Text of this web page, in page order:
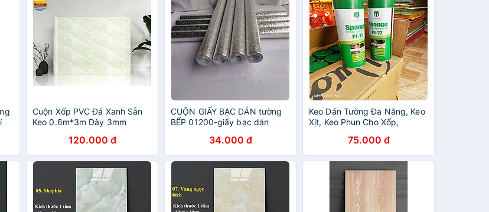
Cuộn Xốp PVC Đá Xanh Sẵn
Keo 0.6m*3m Dày 3mm
120.000 đ
CUỘN GIẤY BẠC DÁN tường
BẾP 01200-giấy bạc dán
34.000 đ
Keo Dán Tường Đa Năng, Keo
Xịt, Keo Phun Cho Xốp,
75.000 đ